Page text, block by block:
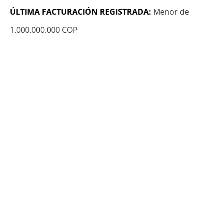
ÚLTIMA FACTURACIÓN REGISTRADA: Menor de
1.000.000.000 COP